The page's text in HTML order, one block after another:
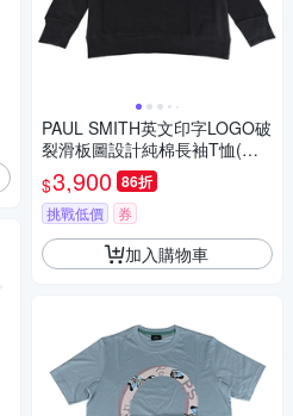
PAUL SMITH英文印字LOGO破
裂滑板圖設計純棉長袖T恤(男
款/黑)
$3,900 86折
挑戰低價 券
加入購物車